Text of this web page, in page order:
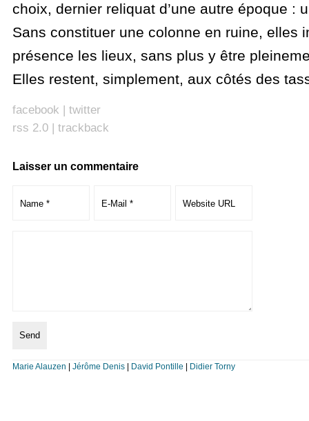
choix, dernier reliquat d’une autre époque :
Sans constituer une colonne en ruine, elles
présence les lieux, sans plus y être
Elles restent, simplement, aux côtés des
facebook | twitter
rss 2.0| trackback
Laisser un commentaire
Marie Alauzen Jérôme Denis| David Pontille Didier Torny